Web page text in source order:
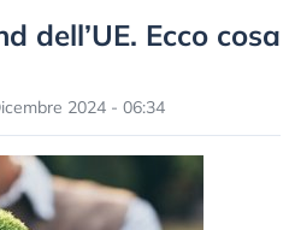
dell’UE. Ecco cosa
2024 - 06:34